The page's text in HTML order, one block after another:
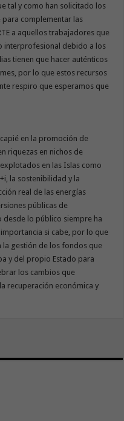
tal y como han solicitado los
complementar las
a aquellos trabajadores que
interprofesional debido a los
tienen que hacer auténticos
por lo que estos recursos
respiro que esperamos que
en la promoción de
riquezas en nichos de
en las Islas como
la sostenibilidad y la
real de las energías
públicas de
desde lo público siempre ha
si cabe, por lo que
gestión de los fondos que
y del propio Estado para
los cambios que
recuperación económica y